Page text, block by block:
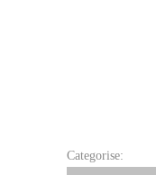
Categorise: